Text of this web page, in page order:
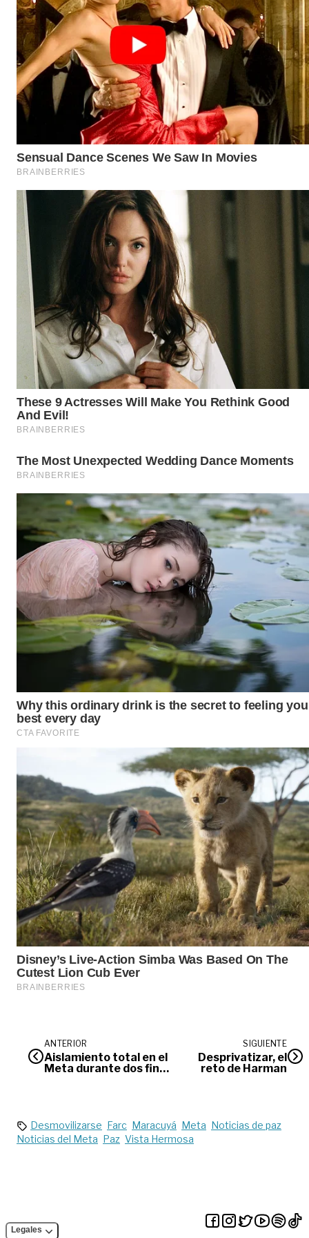
ANTERIOR
Aislamiento total en el
Meta durante dos fines
SIGUIENTE
Desprivatizar, el
reto de Harman
Desmovilizarse Farc Maracuyá Meta Noticias de paz
Noticias del Meta Paz Vista Hermosa
Legales